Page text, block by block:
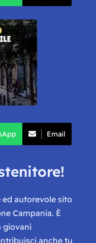
Email
ed autorevole sito
Campania. È
giovani
anche tu